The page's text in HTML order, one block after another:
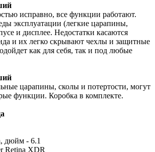
исправно, все функции работают.
эксплуатации (легкие царапины,
и дисплее. Недостатки касаются
и их легко скрывают чехлы и защитные
как для себя, так и под любые
царапины, сколы и потертости, могут
функции. Коробка в комплекте.
дюйм - 6.1
Retina XDR